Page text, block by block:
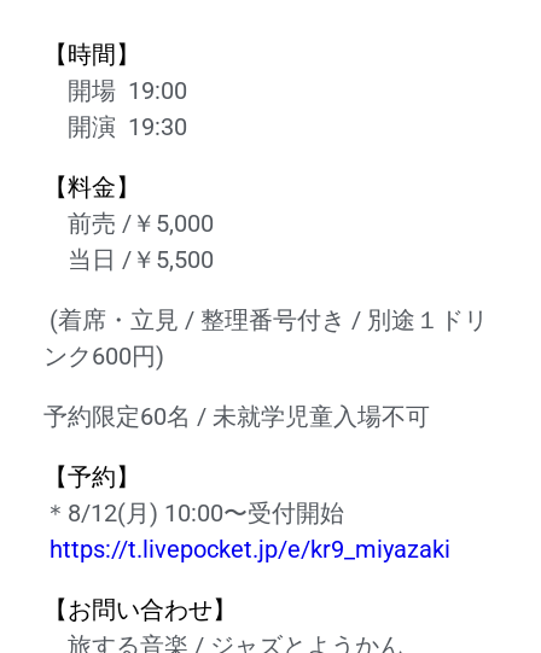
【時間】
開場 19:00
開演 19:30
【料金】
前売 /￥5,000
当日 /￥5,500
(着席・立見 / 整理番号付き / 別途１ドリ
ンク600円)
予約限定60名 / 未就学児童入場不可
【予約】
＊8/12(月) 10:00〜受付開始
https://t.livepocket.jp/e/kr9_miyazaki
【お問い合わせ】
旅する音楽 / ジャズとようかん